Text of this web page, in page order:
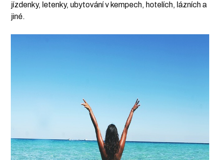
jízdenky, letenky, ubytování v kempech, hotelích, lázních a
jiné.